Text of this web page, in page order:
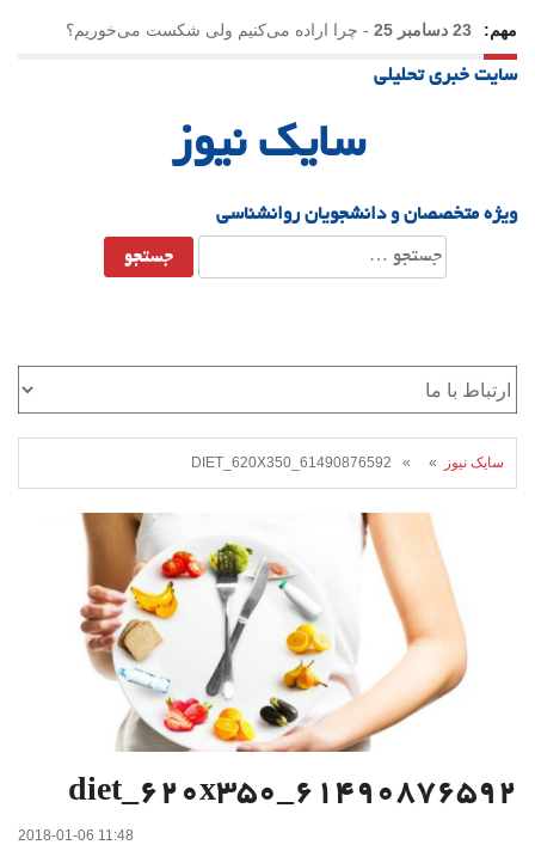
مهم: 23 دسامبر 25 - چرا اراده می‌کنیم ولی شکست می‌خوریم؟
21 دسامبر 25
سایت خبری تحلیلی
سایک نیوز
ویژه متخصصان و دانشجویان روانشناسی
جستجو
برای:
سایک نیوز » » DIET_620X350_61490876592
diet_620x350_61490876592
2018-01-06 11:48